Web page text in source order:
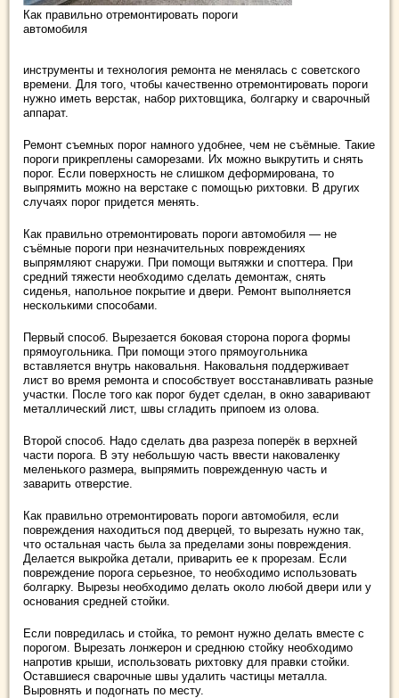
Как правильно отремонтировать пороги
автомобиля
инструменты и технология ремонта не менялась с советского
времени. Для того, чтобы качественно отремонтировать пороги
нужно иметь верстак, набор рихтовщика, болгарку и сварочный
аппарат.
Ремонт съемных порог намного удобнее, чем не съёмные. Такие
пороги прикреплены саморезами. Их можно выкрутить и снять
порог. Если поверхность не слишком деформирована, то
выпрямить можно на верстаке с помощью рихтовки. В других
случаях порог придется менять.
Как правильно отремонтировать пороги автомобиля — не
съёмные пороги при незначительных повреждениях
выпрямляют снаружи. При помощи вытяжки и споттера. При
средний тяжести необходимо сделать демонтаж, снять
сиденья, напольное покрытие и двери. Ремонт выполняется
несколькими способами.
Первый способ. Вырезается боковая сторона порога формы
прямоугольника. При помощи этого прямоугольника
вставляется внутрь наковальня. Наковальня поддерживает
лист во время ремонта и способствует восстанавливать разные
участки. После того как порог будет сделан, в окно заваривают
металлический лист, швы сгладить припоем из олова.
Второй способ. Надо сделать два разреза поперёк в верхней
части порога. В эту небольшую часть ввести наковаленку
меленького размера, выпрямить поврежденную часть и
заварить отверстие.
Как правильно отремонтировать пороги автомобиля, если
повреждения находиться под дверцей, то вырезать нужно так,
что остальная часть была за пределами зоны повреждения.
Делается выкройка детали, приварить ее к прорезам. Если
повреждение порога серьезное, то необходимо использовать
болгарку. Вырезы необходимо делать около любой двери или у
основания средней стойки.
Если повредилась и стойка, то ремонт нужно делать вместе с
порогом. Вырезать лонжерон и среднюю стойку необходимо
напротив крыши, использовать рихтовку для правки стойки.
Оставшиеся сварочные швы удалить частицы металла.
Выровнять и подогнать по месту.